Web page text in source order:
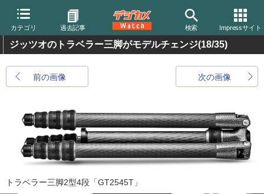
カテゴリ 過去記事 検索 Impressサイト
ジッツオのトラベラー三脚がモデルチェンジ(18/35)
前の画像 次の画像
トラベラー三脚2型4段「GT2545T」